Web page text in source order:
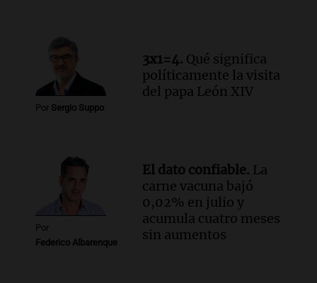
Audio.
Osvaldo Jaldo busca unificar
criterios con gobernadores del norte
argentino en Buenos Aires
Panorama Federal
Córdoba a pesar del sol en Carlos Paz
Noticias
Episodios
Por Sergio Suppo
3x1=4. Qué significa
políticamente la visita
del papa León XIV
Por
Federico Albarenque
El dato confiable. La
carne vacuna bajó
0,02% en julio y
acumula cuatro meses
sin aumentos